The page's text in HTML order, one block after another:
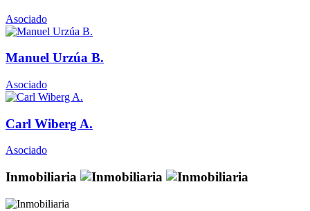
Asociado
Manuel Urzúa B.
Asociado
Carl Wiberg A.
Asociado
Inmobiliaria